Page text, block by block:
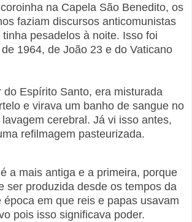
na Capela São Benedito, os
faziam discursos anticomunistas
pesadelos à noite. Isso foi
1964, de João 23 e do Vaticano
do Espírito Santo, era misturada
e virava um banho de sangue no
cerebral. Já vi isso antes,
refilmagem pasteurizada.
a mais antiga e a primeira, porque
ser produzida desde os tempos da
época em que reis e papas usavam
pois isso significava poder.